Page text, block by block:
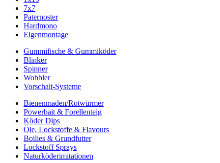
7x7
Paternoster
Hardmono
Eigenmontage
Gummifische & Gummiköder
Blinker
Spinner
Wobbler
Vorschalt-Systeme
Bienenmaden/Rotwürmer
Powerbait & Forellenteig
Köder Dips
Öle, Lockstoffe & Flavours
Boilies & Grundfutter
Lockstoff Sprays
Naturköderimitationen